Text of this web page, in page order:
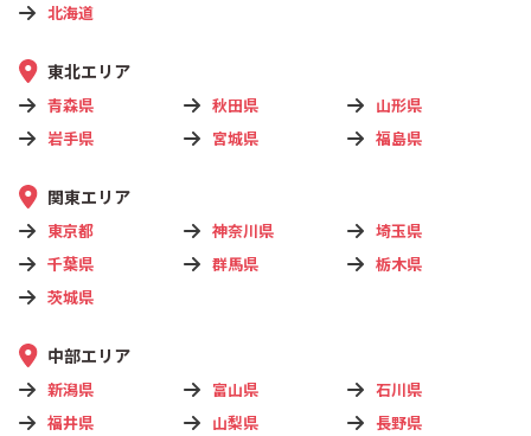
北海道
東北エリア
青森県 秋田県
山形県
岩手県
宮城県 福島県
関東エリア
東京都 神奈川県
埼玉県
千葉県
群馬県
栃木県
茨城県
中部エリア
新潟県 富山県
石川県
福井県
山梨県
長野県